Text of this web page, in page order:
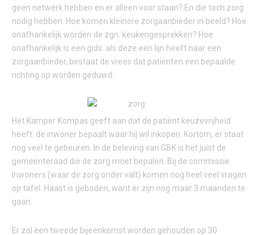
geen netwerk hebben en er alleen voor staan? En die toch zorg
nodig hebben. Hoe komen kleinere zorgaanbieder in beeld? Hoe
onafhankelijk worden de zgn. keukengesprekken? Hoe
onafhankelijk is een gids: als deze een lijn heeft naar een
zorgaanbieder, bestaat de vrees dat patiënten een bepaalde
richting op worden geduwd.
Het Kamper Kompas geeft aan dat de patiënt keuzevrijheid
heeft: de inwoner bepaalt waar hij wil inkopen. Kortom, er staat
nog veel te gebeuren. In de beleving van GBK is het juist de
gemeenteraad die de zorg moet bepalen. Bij de commissie
Inwoners (waar de zorg onder valt) komen nog heel veel vragen
op tafel. Haast is geboden, want er zijn nog maar 3 maanden te
gaan.
Er zal een tweede bijeenkomst worden gehouden op 30